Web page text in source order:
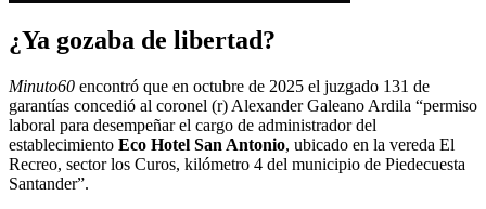
¿Ya gozaba de libertad?
Minuto60 encontró que en octubre de 2025 el juzgado 131 de
garantías concedió al coronel (r) Alexander Galeano Ardila “permiso
laboral para desempeñar el cargo de administrador del
establecimiento Eco Hotel San Antonio, ubicado en la vereda El
Recreo, sector los Curos, kilómetro 4 del municipio de Piedecuesta
Santander”.